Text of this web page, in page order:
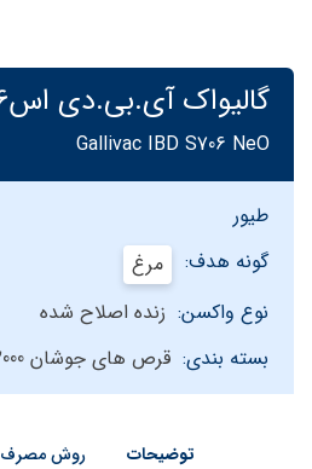
گالیواک آی.بی.دی اس706 نئو
Gallivac IBD S706 NeO
طیور
گونه هدف:
مرغ
نوع واکسن: زنده اصلاح شده
بسته بندی: قرص های جوشان 2000 و 5000 دوزی
توضیحات روش مصرف